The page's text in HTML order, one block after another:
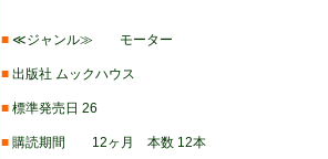
■ ≪ジャンル≫ モーター
■ 出版社 ムックハウス
■ 標準発売日 26
■ 購読期間 12ヶ月 本数 12本